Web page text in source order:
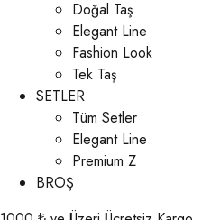
Doğal Taş
Elegant Line
Fashion Look
Tek Taş
SETLER
Tüm Setler
Elegant Line
Premium Z
BROŞ